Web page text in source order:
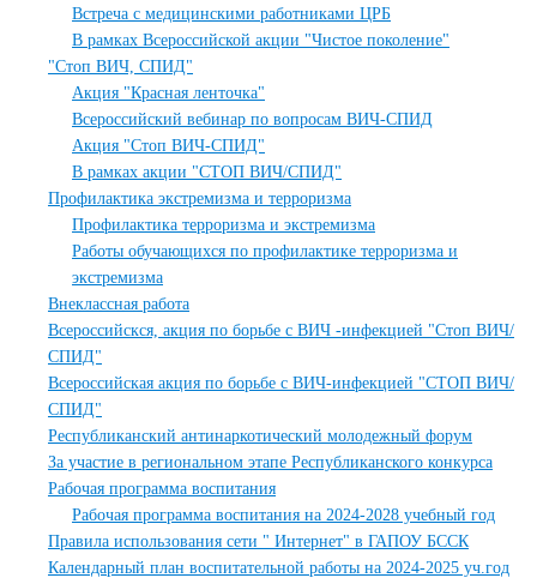
Встреча с медицинскими работниками ЦРБ
В рамках Всероссийской акции "Чистое поколение"
"Стоп ВИЧ, СПИД"
Акция "Красная ленточка"
Всероссийский вебинар по вопросам ВИЧ-СПИД
Акция "Стоп ВИЧ-СПИД"
В рамках акции "СТОП ВИЧ/СПИД"
Профилактика экстремизма и терроризма
Профилактика терроризма и экстремизма
Работы обучающихся по профилактике терроризма и
экстремизма
Внеклассная работа
Всероссийскся, акция по борьбе с ВИЧ -инфекцией "Стоп ВИЧ/
СПИД"
Всероссийская акция по борьбе с ВИЧ-инфекцией "СТОП ВИЧ/
СПИД"
Республиканский антинаркотический молодежный форум
За участие в региональном этапе Республиканского конкурса
Рабочая программа воспитания
Рабочая программа воспитания на 2024-2028 учебный год
Правила использования сети " Интернет" в ГАПОУ БССК
Календарный план воспитательной работы на 2024-2025 уч.год